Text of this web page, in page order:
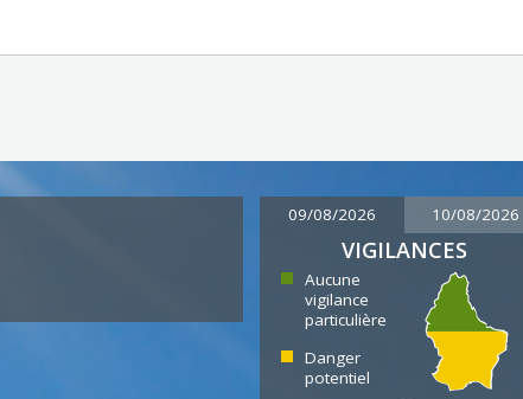
09/08/2026 10/08/2026
VIGILANCES
Aucune
vigilance
particulière
Danger
potentiel